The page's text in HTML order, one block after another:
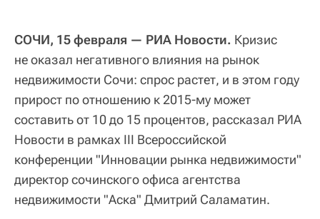
СОЧИ, 15 февраля — РИА Новости. Кризис
не оказал негативного влияния на рынок
недвижимости Сочи: спрос растет, и в этом году
прирост по отношению к 2015-му может
составить от 10 до 15 процентов, рассказал РИА
Новости в рамках III Всероссийской
конференции "Инновации рынка недвижимости"
директор сочинского офиса агентства
недвижимости "Аска" Дмитрий Саламатин.